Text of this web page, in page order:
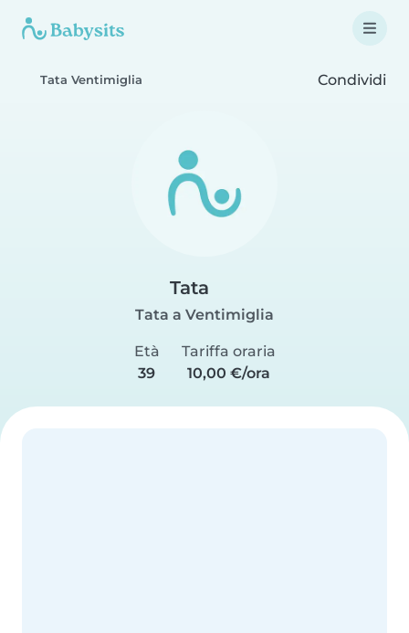
Tata Ventimiglia Condividi
Tata
Tata a Ventimiglia
Età
39
Tariffa oraria
10,00 €/ora